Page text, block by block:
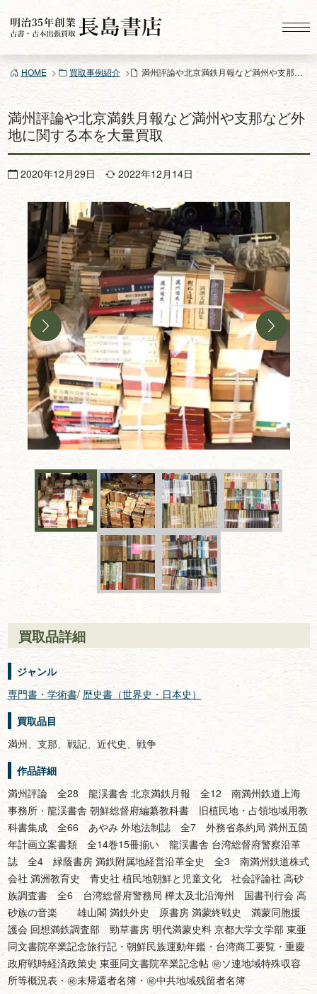
ン
ツ
ス
キ
ッ
HOME 買取事例紹介 満州評論や北京満鉄月報など満州や支那など外地に関する本を大量買取
満州評論や北京満鉄月報など満州や支那など外
地に関する本を大量買取
2020年12月29日 2022年12月14日
買取品詳細
ジャンル
専門書・学術書/ 歴史書（世界史・日本史）
買取品目
満州、支那、戦記、近代史、戦争
作品詳細
満州評論 全28 龍渓書舎 北京満鉄月報 全12 南満州鉄道上海
事務所・龍渓書舎 朝鮮総督府編纂教科書 旧植民地・占領地域用教
科書集成 全66 あやみ 外地法制誌 全7 外務省条約局 満州五箇
年計画立案書類 全14巻15冊揃い 龍渓書舎 台湾総督府警察沿革
誌 全4 緑蔭書房 満鉄附属地経営沿革全史 全3 南満州鉄道株式
会社 満洲教育史 青史社 植民地朝鮮と児童文化 社会評論社 高砂
族調査書 全6 台湾総督府警務局 樺太及北沿海州 国書刊行会 高
砂族の音楽 雄山閣 満鉄外史 原書房 満蒙終戦史 満蒙同胞援
護会 回想満鉄調査部 勁草書房 明代満蒙史料 京都大学文学部 東亜
同文書院卒業記念旅行記・朝鮮民族運動年鑑・台湾商工要覧・重慶
政府戦時経済政策史 東亜同文書院卒業記念帖 ㊙ソ連地域特殊収容
所等概況表・㊙末帰還者名簿・㊙中共地域残留者名簿